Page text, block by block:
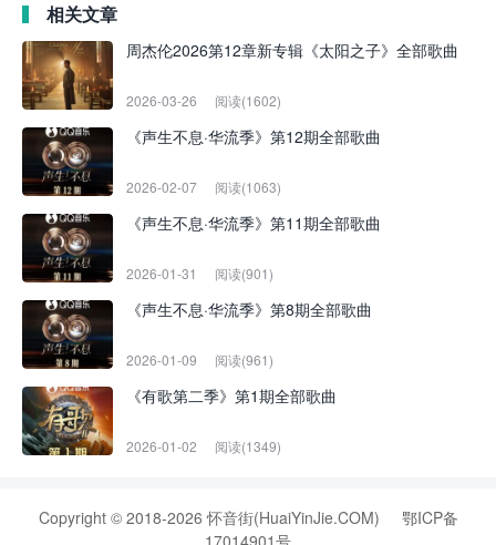
相关文章
周杰伦2026第12章新专辑《太阳之子》全部歌曲
2026-03-26 阅读(1602)
《声生不息·华流季》第12期全部歌曲
2026-02-07 阅读(1063)
《声生不息·华流季》第11期全部歌曲
2026-01-31 阅读(901)
《声生不息·华流季》第8期全部歌曲
2026-01-09 阅读(961)
《有歌第二季》第1期全部歌曲
2026-01-02 阅读(1349)
Copyright © 2018-2026 怀音街(HuaiYinJie.COM)
鄂ICP备
17014901号